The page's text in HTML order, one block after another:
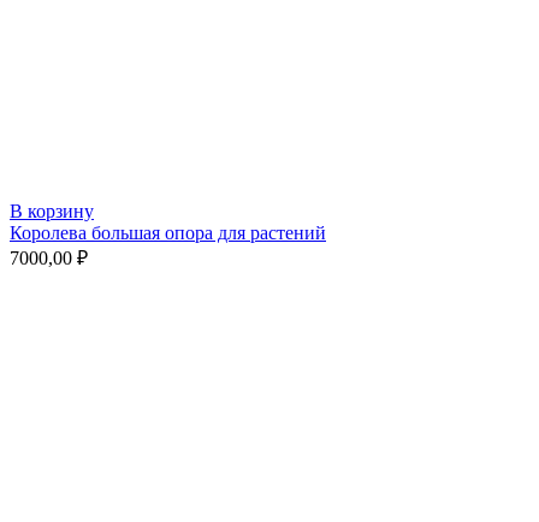
В корзину
Королева большая опора для растений
7000,00 ₽